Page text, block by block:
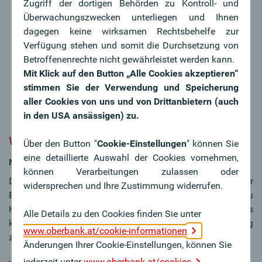
Spekulationen
Ansparen auch mit kleinen Beträgenmöglich, Sie
bestimmen die Höhe
Alles im Blickmit der Oberbank App und dem
Oberbank eBanking
Jederzeit verfügbares Geld, Anteile können zu jedem
Zeitpunkt verkauft werden
Worauf Sie beim Kauf achten sollten:
Marktrisiko - Kurs- und Wertveränderungsrisiko
Die Kursentwicklung hängt insbesondere von der
Entwicklung der Kapitalmärkte ab, dies kann zu
Kursschwankungen führen. Eine breite Streuung im Fonds
kann eine gegebenenfalls rückläufige Gesamtentwicklung
zwar etwas abfedern, aber nicht verhindern.
Zugriff der dortigen Behörden zu Kontroll- und
Überwachungszwecken unterliegen und Ihnen
dagegen keine wirksamen Rechtsbehelfe zur
Verfügung stehen und somit die Durchsetzung von
Betroffenenrechte nicht gewährleistet werden kann.
Mit Klick auf den Button „Alle Cookies akzeptieren“
stimmen Sie der Verwendung und Speicherung
aller Cookies von uns und von Drittanbietern (auch
in den USA ansässigen) zu.
Über den Button "Cookie-Einstellungen" können Sie
eine detaillierte Auswahl der Cookies vornehmen,
können Verarbeitungen zulassen oder
widersprechen und Ihre Zustimmung widerrufen.
Alle Details zu den Cookies finden Sie unter
www.oberbank.at/cookie-informationen
Änderungen Ihrer Cookie-Einstellungen, können Sie